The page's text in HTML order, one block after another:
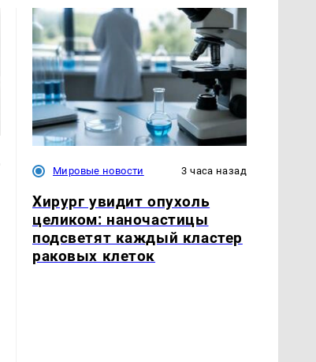
Мировые новости 3 часа назад
Хирург увидит опухоль
целиком: наночастицы
подсветят каждый кластер
раковых клеток